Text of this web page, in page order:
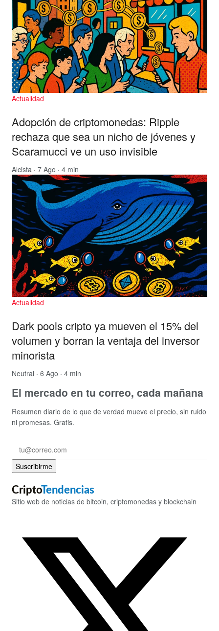
Actualidad
Adopción de criptomonedas: Ripple
rechaza que sea un nicho de jóvenes y
Scaramucci ve un uso invisible
Alcista · 7 Ago · 4 min
Actualidad
Dark pools cripto ya mueven el 15% del
volumen y borran la ventaja del inversor
minorista
Neutral · 6 Ago · 4 min
El mercado en tu correo, cada mañana
Resumen diario de lo que de verdad mueve el precio, sin ruido
ni promesas. Gratis.
Suscribirme
CriptoTendencias
Sitio web de noticias de bitcoin, criptomonedas y blockchain